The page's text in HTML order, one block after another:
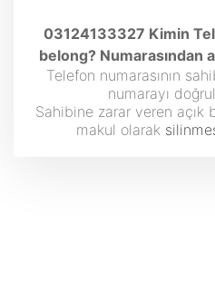
03124133327 Kimin
belong? Numarasından
Telefon numarasının
numarayı
Sahibine zarar veren açık
makul olarak